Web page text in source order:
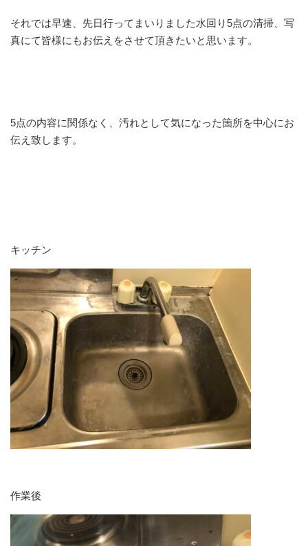
それでは早速、先日行ってまいりました水回り5点の清掃、写
真にて皆様にもお伝えをさせて頂きたいと思います。
5点の内容に関係なく、汚れとして気になった箇所を中心にお
伝え致します。
キッチン
作業後